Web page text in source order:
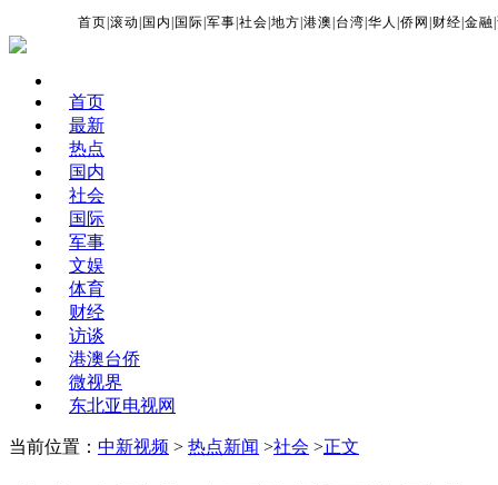
首页 |滚动 国内 国际 |军事 |社会 |地方 |港澳 台湾 |华人 |侨网 财经 |金融 |
首页
最新
热点
国内
社会
国际
军事
文娱
体育
财经
访谈
港澳台侨
微视界
东北亚电视网
当前位置： 中新视频 > 热点新闻 >社会 >正文